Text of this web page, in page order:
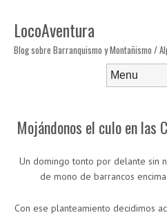
LocoAventura
Blog sobre Barranquismo y Montañismo /
Mojándonos el culo en las
Un domingo tonto por delante sin
de mono de barrancos
Con ese planteamiento decidimos